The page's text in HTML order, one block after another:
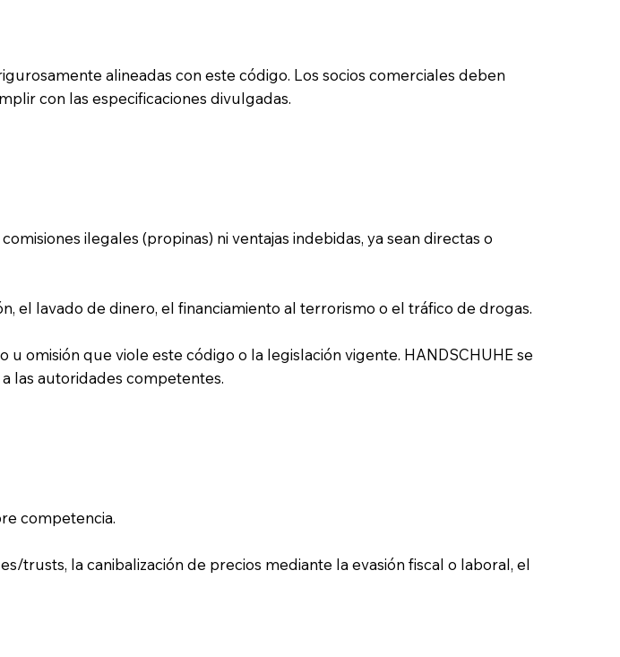
alineadas con este código. Los socios comerciales deben
con las especificaciones divulgadas.
ilegales (propinas) ni ventajas indebidas, ya sean directas o
el lavado de dinero, el financiamiento al terrorismo o el tráfico de drogas.
omisión que viole este código o la legislación vigente. HANDSCHUHE se
las autoridades competentes.
competencia.
trusts, la canibalización de precios mediante la evasión fiscal o laboral, el